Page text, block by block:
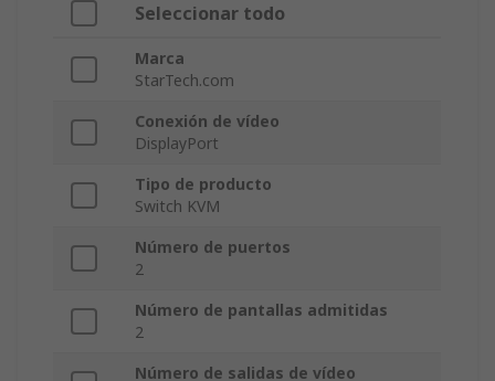
Seleccionar todo
Marca
StarTech.com
Conexión de vídeo
DisplayPort
Tipo de producto
Switch KVM
Número de puertos
2
Número de pantallas admitidas
2
Número de salidas de vídeo